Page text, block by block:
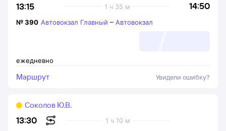
13:15 14:50
1 ч 35 м
ежедневно
№390 Автовокзал Главный – Автовокзал
Маршрут Увидели ошибку?
13:30
1 ч 10 м
Соколов Ю.В.